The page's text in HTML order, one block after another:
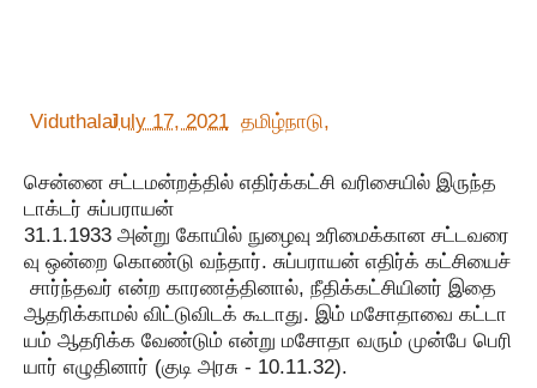
ViduthalaiJuly 17, 2021 தமிழ்நாடு,
சென்னை சட்டமன்றத்தில் எதிர்க்கட்சி வரிசையில் இருந்த
டாக்டர் சுப்பராயன்
31.1.1933 அன்று கோயில் நுழைவு உரிமைக்கான சட்டவரை
வு ஒன்றை கொண்டு வந்தார். சுப்பராயன் எதிர்க் கட்சியைச்
சார்ந்தவர் என்ற காரணத்தினால், நீதிக்கட்சியினர் இதை
ஆதரிக்காமல் விட்டுவிடக் கூடாது. இம் மசோதாவை கட்டா
யம் ஆதரிக்க வேண்டும் என்று மசோதா வரும் முன்பே பெரி
யார் எழுதினார் (குடி அரசு - 10.11.32).